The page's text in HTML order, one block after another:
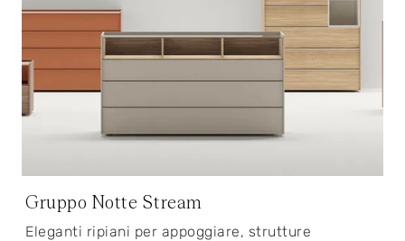
Gruppo Notte Stream
Eleganti ripiani per appoggiare, strutture